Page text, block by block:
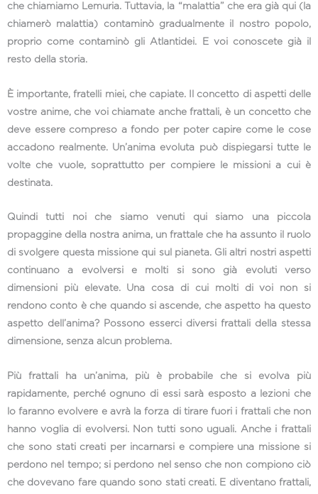
che chiamiamo Lemuria. Tuttavia, la “malattia” che era già qui (la
chiamerò malattia) contaminò gradualmente il nostro popolo,
proprio come contaminò gli Atlantidei. E voi conoscete già il
resto della storia.
È importante, fratelli miei, che capiate. Il concetto di aspetti delle
vostre anime, che voi chiamate anche frattali, è un concetto che
deve essere compreso a fondo per poter capire come le cose
accadono realmente. Un’anima evoluta può dispiegarsi tutte le
volte che vuole, soprattutto per compiere le missioni a cui è
destinata.
Quindi tutti noi che siamo venuti qui siamo una piccola
propaggine della nostra anima, un frattale che ha assunto il ruolo
di svolgere questa missione qui sul pianeta. Gli altri nostri aspetti
continuano a evolversi e molti si sono già evoluti verso
dimensioni più elevate. Una cosa di cui molti di voi non si
rendono conto è che quando si ascende, che aspetto ha questo
aspetto dell’anima? Possono esserci diversi frattali della stessa
dimensione, senza alcun problema.
Più frattali ha un’anima, più è probabile che si evolva più
rapidamente, perché ognuno di essi sarà esposto a lezioni che
lo faranno evolvere e avrà la forza di tirare fuori i frattali che non
hanno voglia di evolversi. Non tutti sono uguali. Anche i frattali
che sono stati creati per incarnarsi e compiere una missione si
perdono nel tempo; si perdono nel senso che non compiono ciò
che dovevano fare quando sono stati creati. E diventano frattali,